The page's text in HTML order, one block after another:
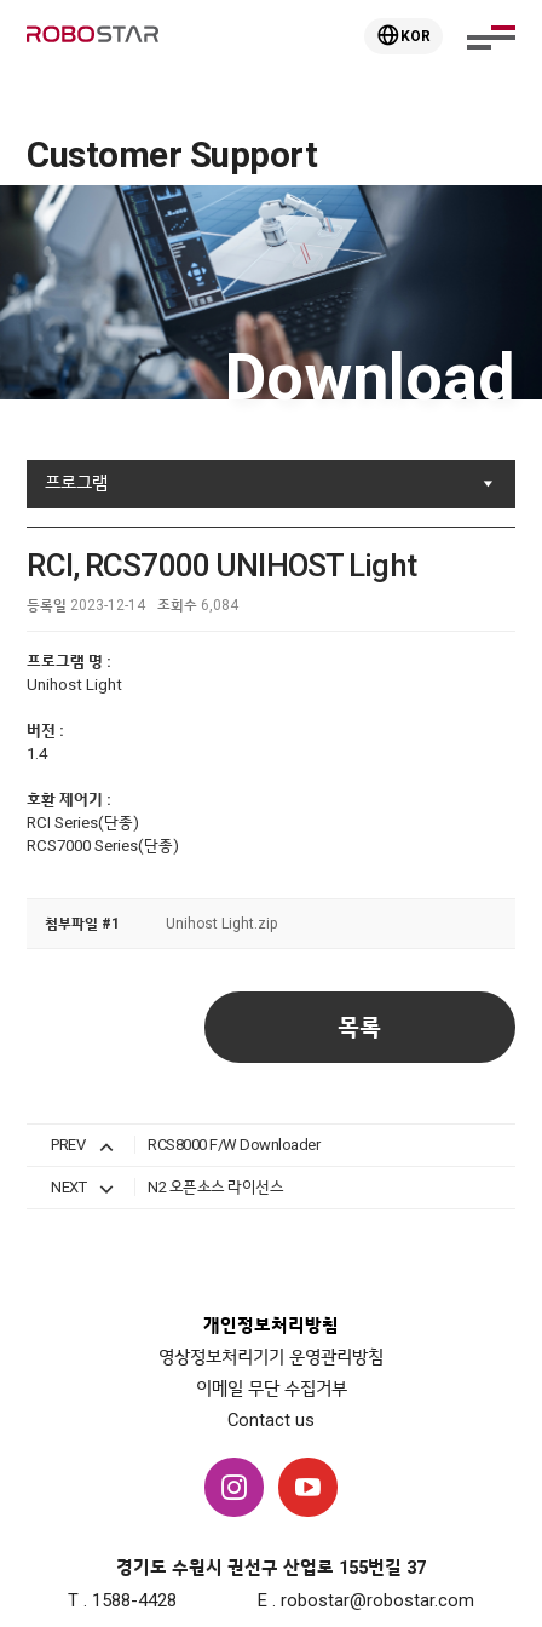
KOR
Customer Support
Download
프로그램
RCI, RCS7000 UNIHOST Light
등록일 2023-12-14 조회수 6,084
프로그램 명 :
Unihost Light
버전 :
1.4
호환 제어기 :
RCI Series(단종)
RCS7000Series(단종)
첨부파일 #1 Unihost Light.zip
목록
PREV RCS8000 F/W Downloader
NEXT N2 오픈소스 라이선스
개인정보처리방침
영상정보처리기기 운영관리방침
이메일 무단 수집거부
Contact us
경기도 수원시 권선구 산업로 155번길 37
T . 1588-4428
E . robostar@robostar.com